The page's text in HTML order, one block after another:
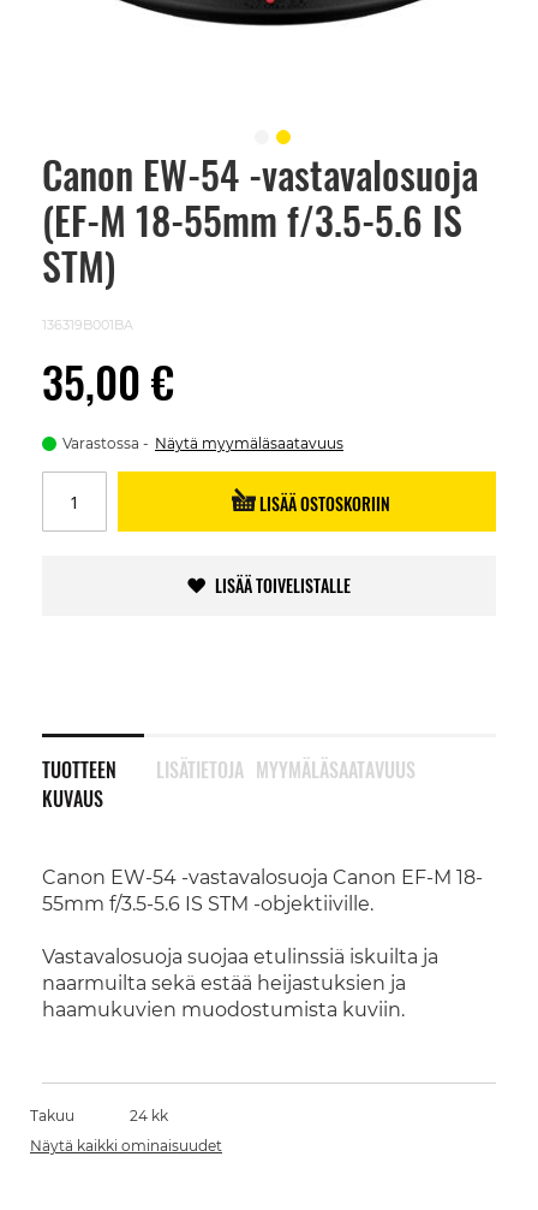
Canon EW-54 -vastavalosuoja
(EF-M 18-55mm f/3.5-5.6 IS
STM)
136319B001BA
35,00 €
Varastossa Näytä myymäläsaatavuus
LISÄÄ OSTOSKORIIN
LISÄÄ TOIVELISTALLE
TUOTTEEN
KUVAUS
Canon EW-54 -vastavalosuoja Canon EF-M 18-
55mm f/3.5-5.6 IS STM -objektiiville.
Vastavalosuoja suojaa etulinssiä iskuilta ja
naarmuilta sekä estää heijastuksien ja
haamukuvien muodostumista kuviin.
LISÄTIETOJA MYYMÄLÄSAATAVUUS
Skip
beginning
images
Takuu
24 kk
Näytä kaikki ominaisuudet